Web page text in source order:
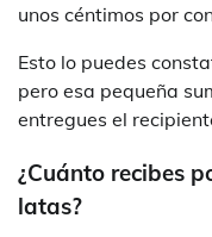
unos céntimos por
Esto lo puedes
pero esa pequeña
entregues el
¿Cuánto recibes
latas?